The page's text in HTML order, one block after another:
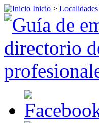
Inicio > Localidades